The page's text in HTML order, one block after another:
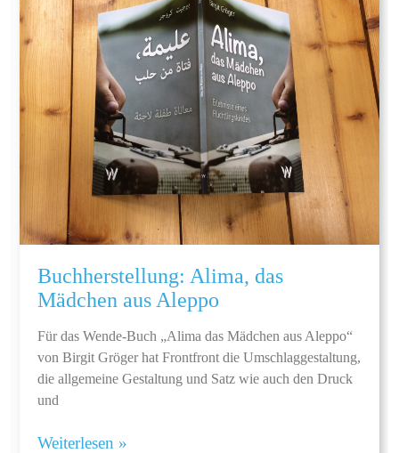
Buchherstellung: Alima, das
Mädchen aus Aleppo
Für das Wende-Buch „Alima das Mädchen aus Aleppo“
von Birgit Gröger hat Frontfront die Umschlaggestaltung,
die allgemeine Gestaltung und Satz wie auch den Druck
und
Weiterlesen »